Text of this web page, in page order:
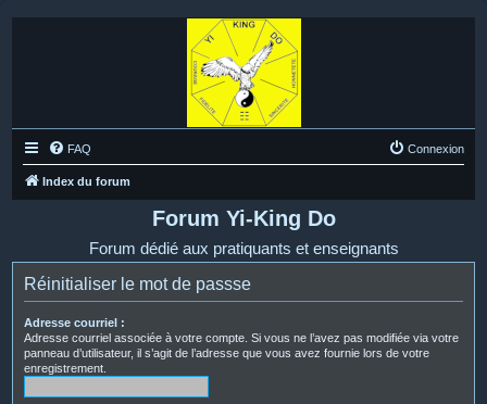
FAQ Connexion
Index du forum
Forum Yi-King Do
Forum dédié aux pratiquants et enseignants
Réinitialiser le mot de passse
Adresse courriel :
Adresse courriel associée à votre compte. Si vous ne l’avez pas modifiée via votre
panneau d’utilisateur, il s’agit de l’adresse que vous avez fournie lors de votre
enregistrement.